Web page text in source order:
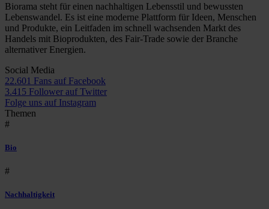
Biorama steht für einen nachhaltigen Lebensstil und bewussten
Lebenswandel. Es ist eine moderne Plattform für Ideen, Menschen
und Produkte, ein Leitfaden im schnell wachsenden Markt des
Handels mit Bioprodukten, des Fair-Trade sowie der Branche
alternativer Energien.
Social Media
22.601 Fans auf Facebook
3.415 Follower auf Twitter
Folge uns auf Instagram
Themen
#
Bio
#
Nachhaltigkeit